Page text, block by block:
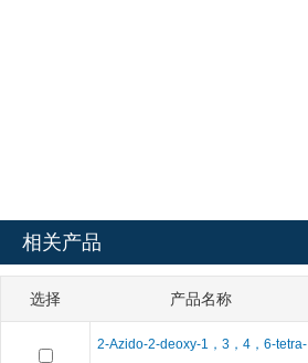
相关产品
选择 产品名称
2-Azido-2-deoxy-1，3，4，6-tetra-